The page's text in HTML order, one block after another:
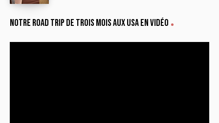
Notre road trip de trois mois aux USA en vidéo